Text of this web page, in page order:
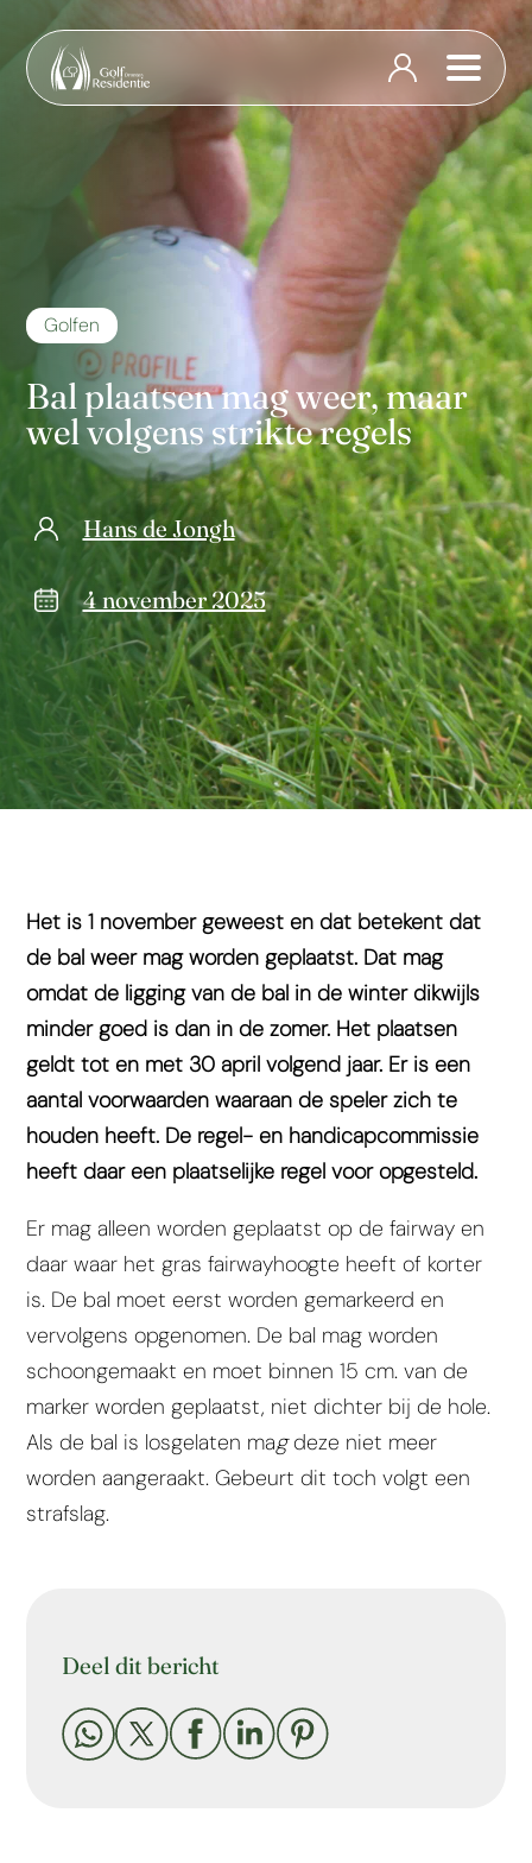
Golfen
Bal plaatsen mag weer, maar
wel volgens strikte regels
Hans de Jongh
4 november 2025
Het is 1 november geweest en dat betekent dat
de bal weer mag worden geplaatst. Dat mag
omdat de ligging van de bal in de winter dikwijls
minder goed is dan in de zomer. Het plaatsen
geldt tot en met 30 april volgend jaar. Er is een
aantal voorwaarden waaraan de speler zich te
houden heeft. De regel- en handicapcommissie
heeft daar een plaatselijke regel voor opgesteld.
Er mag alleen worden geplaatst op de fairway en
daar waar het gras fairwayhoogte heeft of korter
is. De bal moet eerst worden gemarkeerd en
vervolgens opgenomen. De bal mag worden
schoongemaakt en moet binnen 15 cm. van de
marker worden geplaatst, niet dichter bij de hole.
Als de bal is losgelaten magdeze niet meer
worden aangeraakt. Gebeurt dit toch volgt een
strafslag.
Deel dit bericht
    